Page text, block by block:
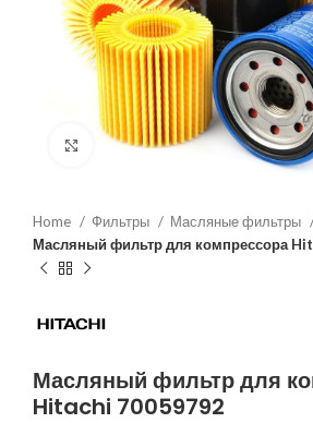
Увеличить
Home Фильтры
Масляные фильтры
Масляный фильтр для компрессора
Масляный фильтр для
Hitachi 70059792